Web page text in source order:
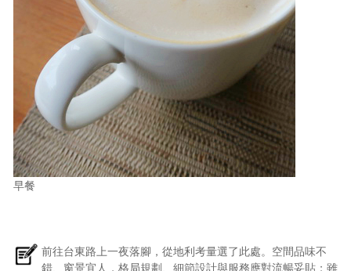
早餐
前往台東路上一夜落腳，從地利考量選了此處。空間品味不
錯、窗景宜人，格局規劃、細節設計與服務應對流暢妥貼；雖